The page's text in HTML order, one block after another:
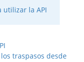
utilizar la API
traspasos desde